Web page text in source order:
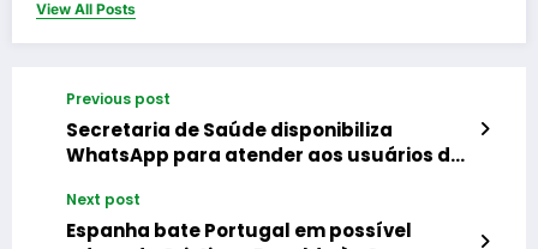
View All Posts
Previous post
Secretaria de Saúde disponibiliza
WhatsApp para atender aos usuários da
Next post
Espanha bate Portugal em possível